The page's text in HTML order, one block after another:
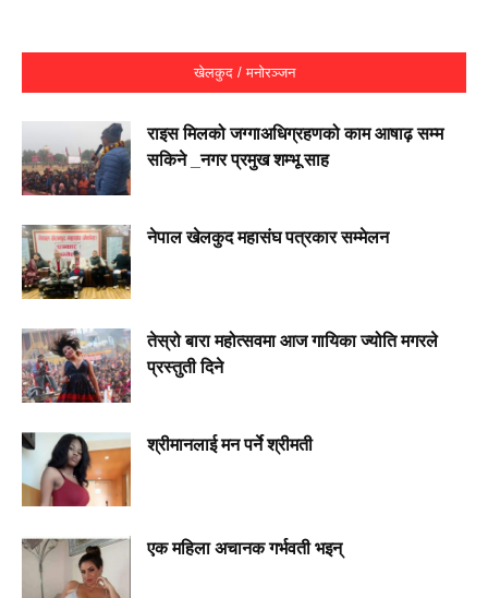
खेलकुद / मनोरञ्जन
राइस मिलको जग्गाअधिग्रहणको काम आषाढ़ सम्म
सकिने _नगर प्रमुख शम्भू साह
नेपाल खेलकुद महासंघ पत्रकार सम्मेलन
तेस्रो बारा महोत्सवमा आज गायिका ज्योति मगरले
प्रस्तुती दिने
श्रीमानलाई मन पर्ने श्रीमती
एक महिला अचानक गर्भवती भइन्